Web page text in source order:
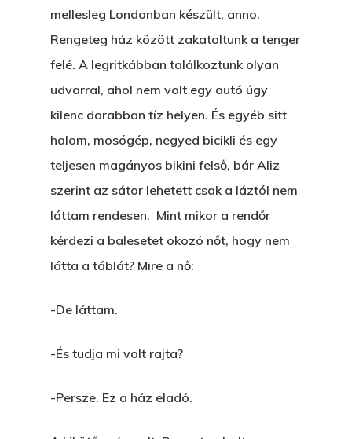
mellesleg Londonban készült, anno.
Rengeteg ház között zakatoltunk a tenger
felé. A legritkábban találkoztunk olyan
udvarral, ahol nem volt egy autó úgy
kilenc darabban tíz helyen. És egyéb sitt
halom, mosógép, negyed bicikli és egy
teljesen magányos bikini felső, bár Aliz
szerint az sátor lehetett csak a láztól nem
láttam rendesen. Mint mikor a rendőr
kérdezi a balesetet okozó nőt, hogy nem
látta a táblát? Mire a nő:
-De láttam.
-És tudja mi volt rajta?
-Persze. Ez a ház eladó.